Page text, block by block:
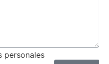
personales